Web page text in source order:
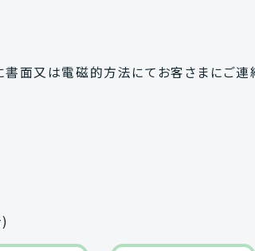
面又は電磁的方法にてお客さまにご連